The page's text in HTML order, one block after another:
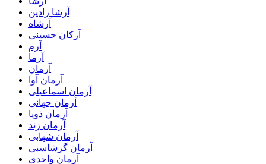
آرشا رادین
آرشاه
آرکان حسینی
آرم
آرما
آرمان
آرمان آوا
آرمان اسماعیلی
آرمان جهانی
آرمان ذویا
آرمان زند
آرمان شهابی
آرمان گرشاسبی
آرمان واحدی